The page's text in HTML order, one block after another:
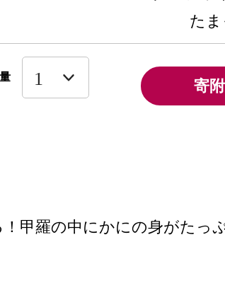
たま
寄
甲羅の中にかにの身がたっ